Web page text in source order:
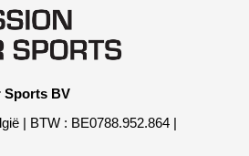
Sports BV
| BTW : BE0788.952.864 |